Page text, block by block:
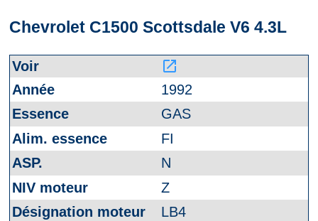
Chevrolet C1500 Scottsdale V6 4.3L
launch
1992
GAS
FI
N
Z
LB4